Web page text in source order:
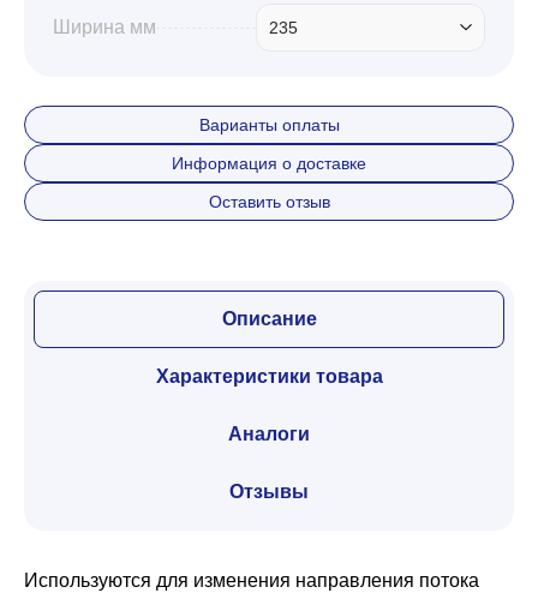
Ширина мм 235
Варианты оплаты
Информация о доставке
Оставить отзыв
Описание
Характеристики товара
Аналоги
Отзывы
Используются для изменения направления потока